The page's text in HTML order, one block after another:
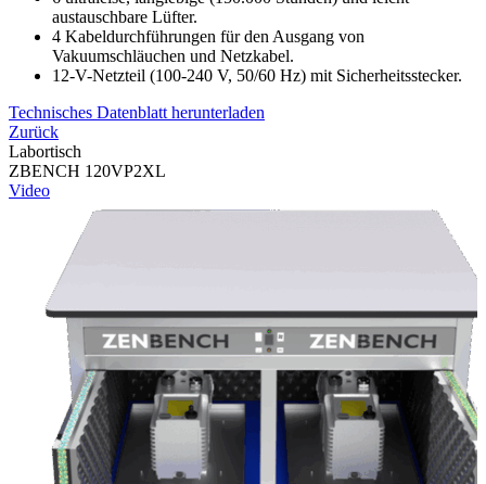
austauschbare Lüfter.
4 Kabeldurchführungen für den Ausgang von
Vakuumschläuchen und Netzkabel.
12-V-Netzteil (100-240 V, 50/60 Hz) mit Sicherheitsstecker.
Technisches Datenblatt herunterladen
Zurück
Labortisch
ZBENCH 120VP2XL
Video